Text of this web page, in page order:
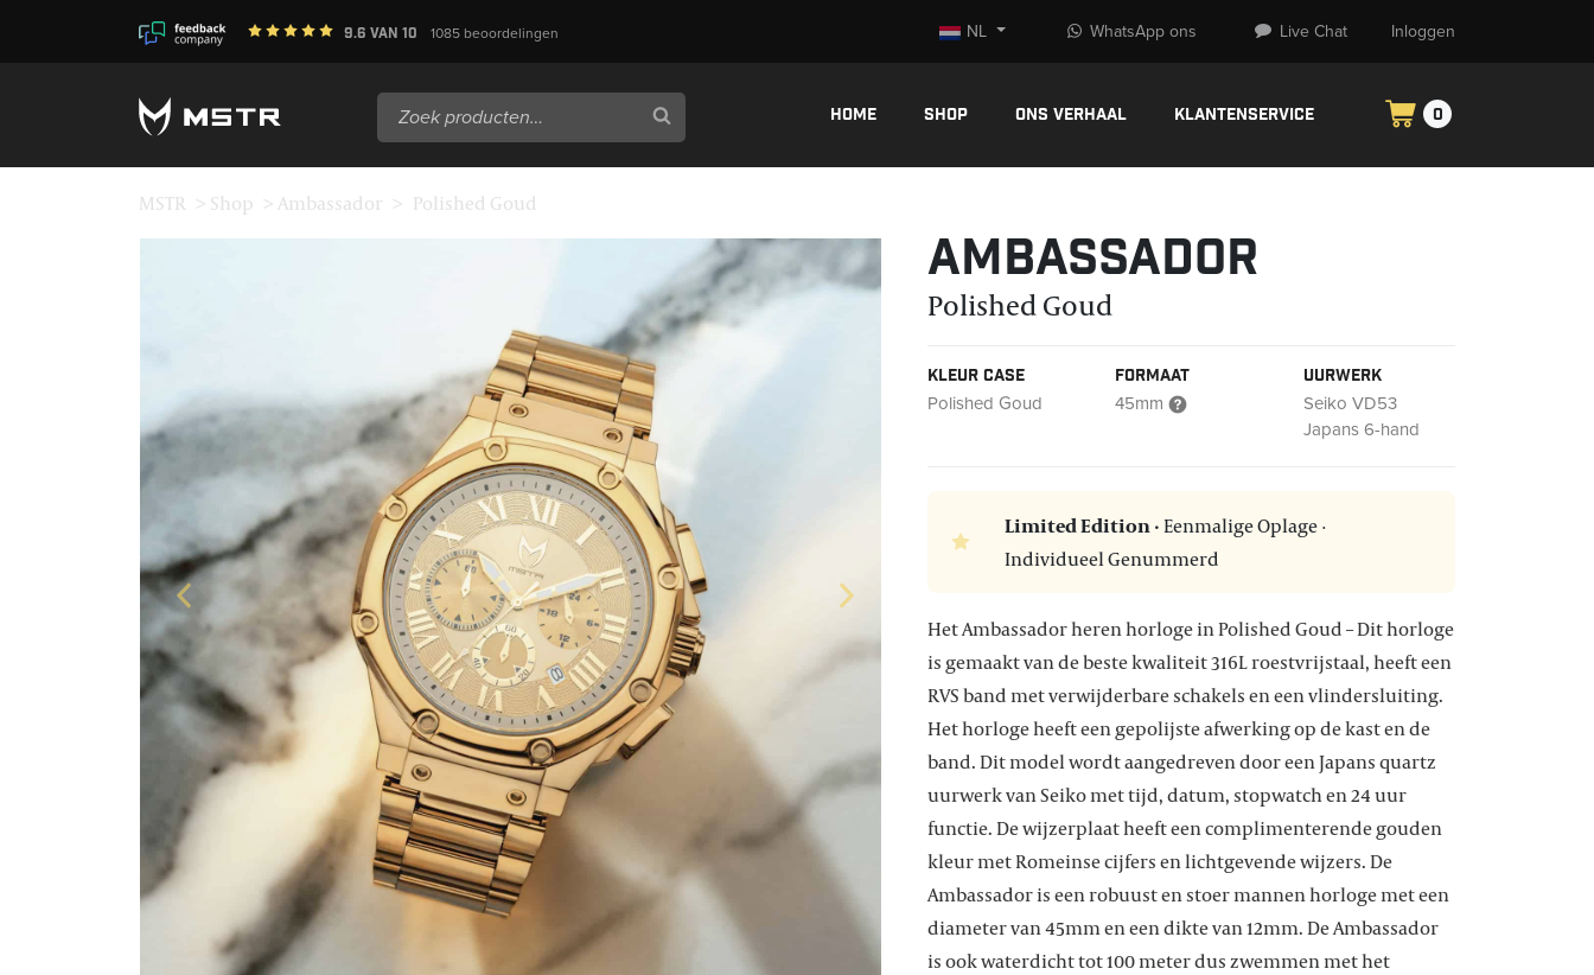
9.6 van 10 1085 beoordelingen NL WhatsApp ons Live Chat Inloggen
Zoeken
naar:
Home Shop Ons verhaal Klantenservice 0
MSTR > Shop > Ambassador > Polished Goud
Ambassador
Polished Goud
Kleur case Formaat Uurwerk
Polished Goud 45mm
Seiko VD53
Japans 6-hand
Limited Edition ·Eenmalige Oplage ·
Individueel Genummerd
Het Ambassador heren horloge in Polished Goud – Dit horloge
is gemaakt van de beste kwaliteit 316L roestvrijstaal, heeft een
RVS band met verwijderbare schakels en een vlindersluiting.
Het horloge heeft een gepolijste afwerking op de kast en de
band. Dit model wordt aangedreven door een Japans quartz
uurwerk van Seiko met tijd, datum, stopwatch en 24 uur
functie. De wijzerplaat heeft een complimenterende gouden
kleur met Romeinse cijfers en lichtgevende wijzers. De
Ambassador is een robuust en stoer mannen horloge met een
diameter van 45mm en een dikte van 12mm. De Ambassador
is ook waterdicht tot 100 meter dus zwemmen met het